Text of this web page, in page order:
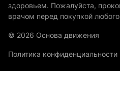
здоровьем. Пожалуйста,
врачом перед покупкой
© 2026 Основа движения
Политика конфиденциальности